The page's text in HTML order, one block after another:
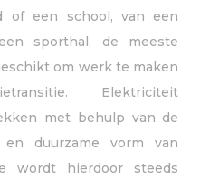
of een school, van een
sporthal, de meeste
om werk te maken
Elektriciteit
met behulp van de
duurzame vorm van
wordt hierdoor steeds